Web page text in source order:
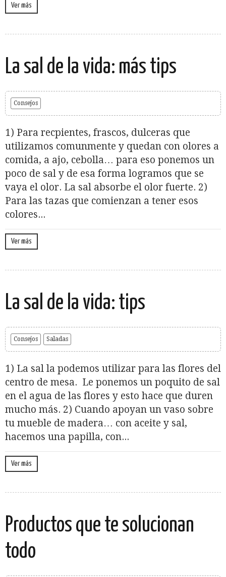
Ver más
La sal de la vida: más tips
Consejos
1) Para recpientes, frascos, dulceras que
utilizamos comunmente y quedan con olores a
comida, a ajo, cebolla… para eso ponemos un
poco de sal y de esa forma logramos que se
vaya el olor. La sal absorbe el olor fuerte. 2)
Para las tazas que comienzan a tener esos
colores...
Ver más
La sal de la vida: tips
Consejos Saladas
1) La sal la podemos utilizar para las flores del
centro de mesa. Le ponemos un poquito de sal
en el agua de las flores y esto hace que duren
mucho más. 2) Cuando apoyan un vaso sobre
tu mueble de madera… con aceite y sal,
hacemos una papilla, con...
Ver más
Productos que te solucionan
todo